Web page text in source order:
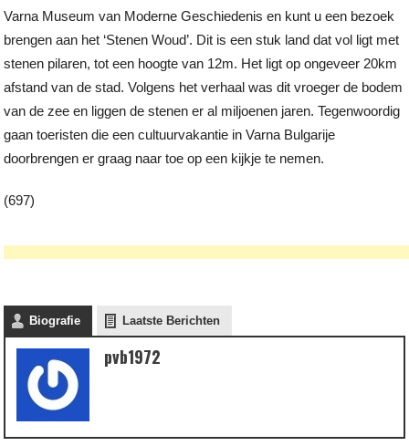
Varna Museum van Moderne Geschiedenis en kunt u een bezoek
brengen aan het ‘Stenen Woud’. Dit is een stuk land dat vol ligt met
stenen pilaren, tot een hoogte van 12m. Het ligt op ongeveer 20km
afstand van de stad. Volgens het verhaal was dit vroeger de bodem
van de zee en liggen de stenen er al miljoenen jaren. Tegenwoordig
gaan toeristen die een cultuurvakantie in Varna Bulgarije
doorbrengen er graag naar toe op een kijkje te nemen.
(697)
Biografie Laatste Berichten
pvb1972